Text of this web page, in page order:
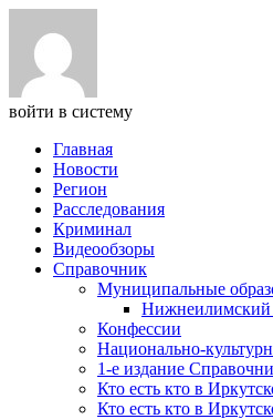
войти в систему
Главная
Новости
Регион
Расследования
Криминал
Видеообзоры
Справочник
Муниципальные
Нижнеилимский
Конфессии
Национально-
1-е издание
Кто есть кто в
Кто есть кто в